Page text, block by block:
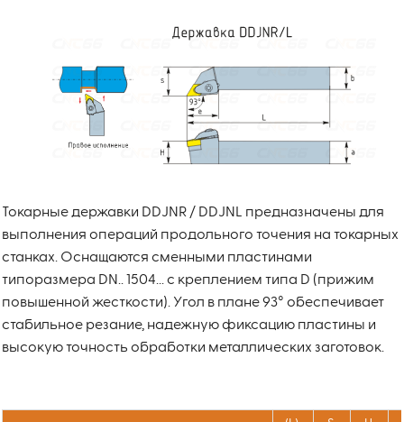
Токарные державки DDJNR / DDJNL предназначены для
выполнения операций продольного точения на токарных
станках. Оснащаются сменными пластинами
типоразмера DN.. 1504... с креплением типа D (прижим
повышенной жесткости). Угол в плане 93° обеспечивает
стабильное резание, надежную фиксацию пластины и
высокую точность обработки металлических заготовок.